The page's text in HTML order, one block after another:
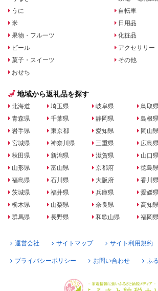
うに
米
果物・フルーツ
ビール
菓子・スイーツ
おせち
自転車
日用品
化粧品
アクセサリー
その他
地域から返礼品を探す
北海道
青森県
岩手県
宮城県
秋田県
山形県
福島県
茨城県
栃木県
群馬県
埼玉県
千葉県
東京都
神奈川県
新潟県
富山県
石川県
福井県
山梨県
長野県
岐阜県
静岡県
愛知県
三重県
滋賀県
京都府
大阪府
兵庫県
奈良県
和歌山県
鳥取県
島根県
岡山県
広島県
山口県
徳島県
香川県
愛媛県
高知県
福岡県
運営会社 サイトマップ サイト利用規約
プライバシーポリシー お問い合わせ ふ